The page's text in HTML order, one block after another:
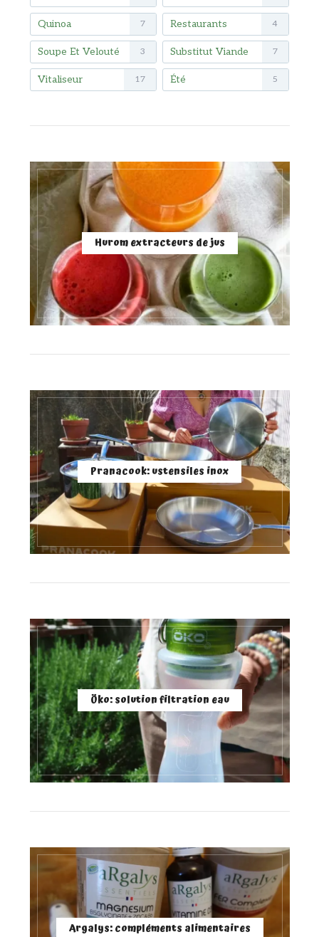
Quinoa 7 Restaurants 4
Soupe Et Velouté 3 Substitut Viande 7
Vitaliseur 17 Été 5
Hurom extracteurs de jus
Pranacook: ustensiles inox
Öko: solution filtration eau
Argalys: compléments alimentaires